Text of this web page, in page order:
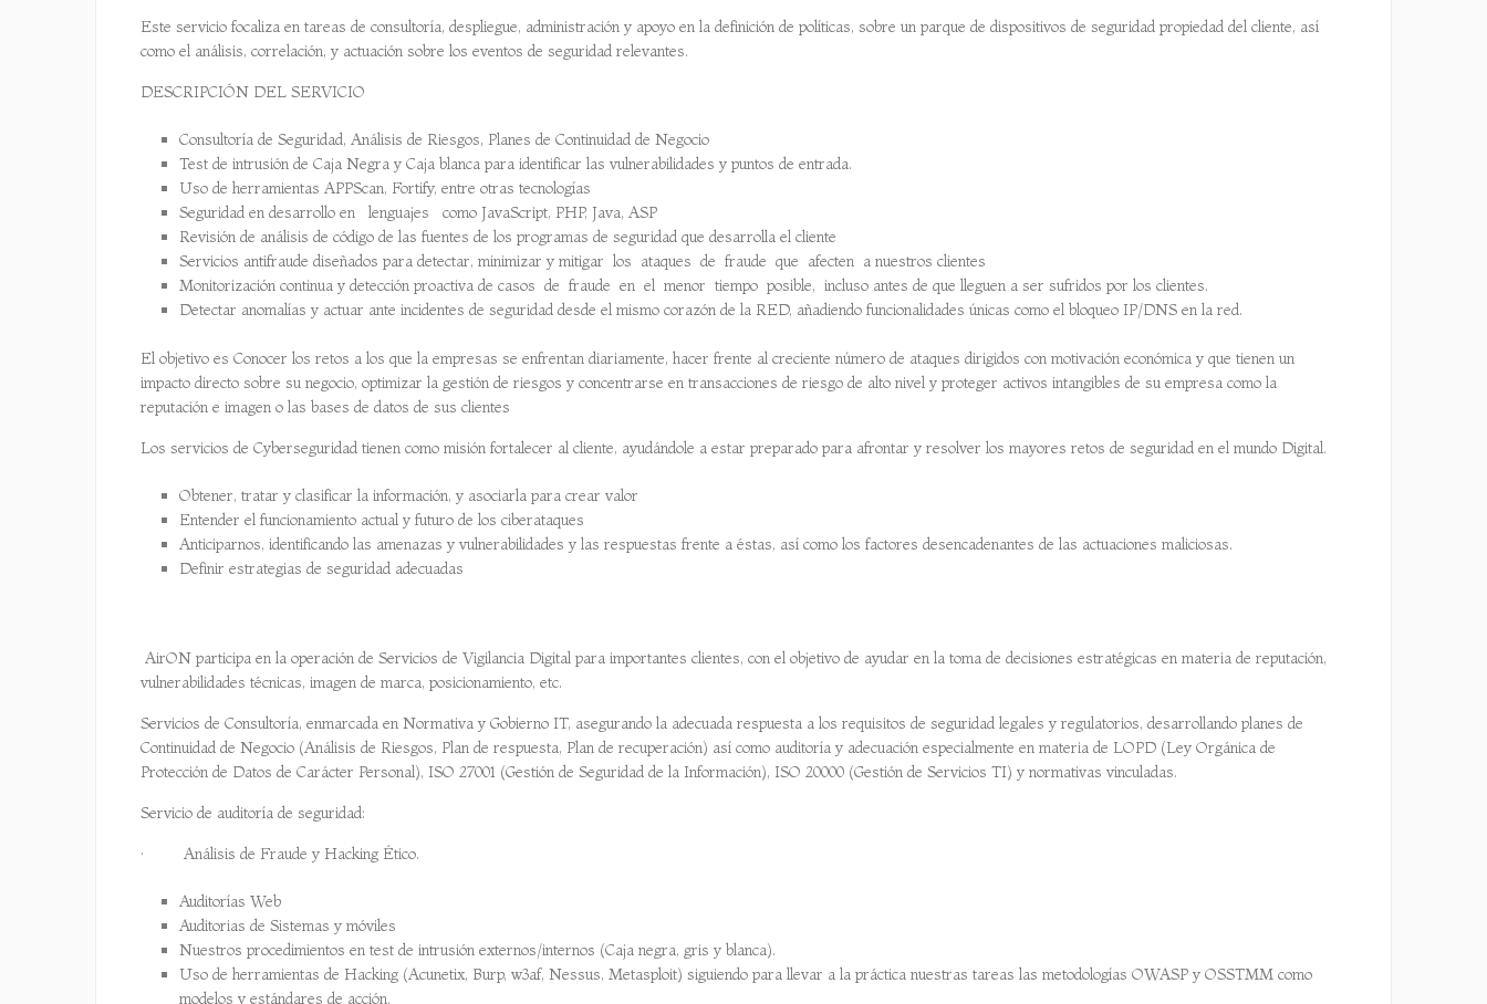
Este servicio focaliza en tareas de consultoría, despliegue, administración y apoyo en la definición de políticas, sobre un parque de dispositivos de seguridad propiedad del cliente, así
como el análisis, correlación, y actuación sobre los eventos de seguridad relevantes.
DESCRIPCIÓN DEL SERVICIO
Consultoría de Seguridad, Análisis de Riesgos, Planes de Continuidad de Negocio
Test de intrusión de Caja Negra y Caja blanca para identificar las vulnerabilidades y puntos de entrada.
Uso de herramientas APPScan, Fortify, entre otras tecnologías
Seguridad en desarrollo en lenguajes como JavaScript, PHP, Java, ASP
Revisión de análisis de código de las fuentes de los programas de seguridad que desarrolla el cliente
Servicios antifraude diseñados para detectar, minimizar y mitigar los ataques de fraude que afecten a nuestros clientes
Monitorización continua y detección proactiva de casos de fraude en el menor tiempo posible, incluso antes de que lleguen a ser sufridos por los clientes.
Detectar anomalías y actuar ante incidentes de seguridad desde el mismo corazón de la RED, añadiendo funcionalidades únicas como el bloqueo IP/DNS en la red.
El objetivo es Conocer los retos a los que la empresas se enfrentan diariamente, hacer frente al creciente número de ataques dirigidos con motivación económica y que tienen un
impacto directo sobre su negocio, optimizar la gestión de riesgos y concentrarse en transacciones de riesgo de alto nivel y proteger activos intangibles de su empresa como la
reputación e imagen o las bases de datos de sus clientes
Los servicios de Cyberseguridad tienen como misión fortalecer al cliente, ayudándole a estar preparado para afrontar y resolver los mayores retos de seguridad en el mundo Digital.
Obtener, tratar y clasificar la información, y asociarla para crear valor
Entender el funcionamiento actual y futuro de los ciberataques
Anticiparnos, identificando las amenazas y vulnerabilidades y las respuestas frente a éstas, así como los factores desencadenantes de las actuaciones maliciosas.
Definir estrategias de seguridad adecuadas
AirON participa en la operación de Servicios de Vigilancia Digital para importantes clientes, con el objetivo de ayudar en la toma de decisiones estratégicas en materia de reputación,
vulnerabilidades técnicas, imagen de marca, posicionamiento, etc.
Servicios de Consultoría, enmarcada en Normativa y Gobierno IT, asegurando la adecuada respuesta a los requisitos de seguridad legales y regulatorios, desarrollando planes de
Continuidad de Negocio (Análisis de Riesgos, Plan de respuesta, Plan de recuperación) así como auditoría y adecuación especialmente en materia de LOPD (Ley Orgánica de
Protección de Datos de Carácter Personal), ISO 27001 (Gestión de Seguridad de la Información), ISO 20000 (Gestión de Servicios TI) y normativas vinculadas.
Servicio de auditoría de seguridad:
· Análisis de Fraude y Hacking Ético.
Auditorías Web
Auditorias de Sistemas y móviles
Nuestros procedimientos en test de intrusión externos/internos (Caja negra, gris y blanca).
Uso de herramientas de Hacking (Acunetix, Burp, w3af, Nessus, Metasploit) siguiendo para llevar a la práctica nuestras tareas las metodologías OWASP y OSSTMM como
modelos y estándares de acción.